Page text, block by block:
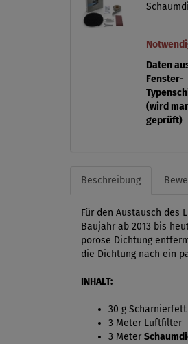
Daten
Fenster-
(wird
geprüft)
Beschreibung
Für den Austausch des
Baujahr ab 2013 bis
poröse Dichtung
die Dichtung nach ein
INHALT:
30 g Scharnierfett
3 Meter Luftfilter
3 Meter